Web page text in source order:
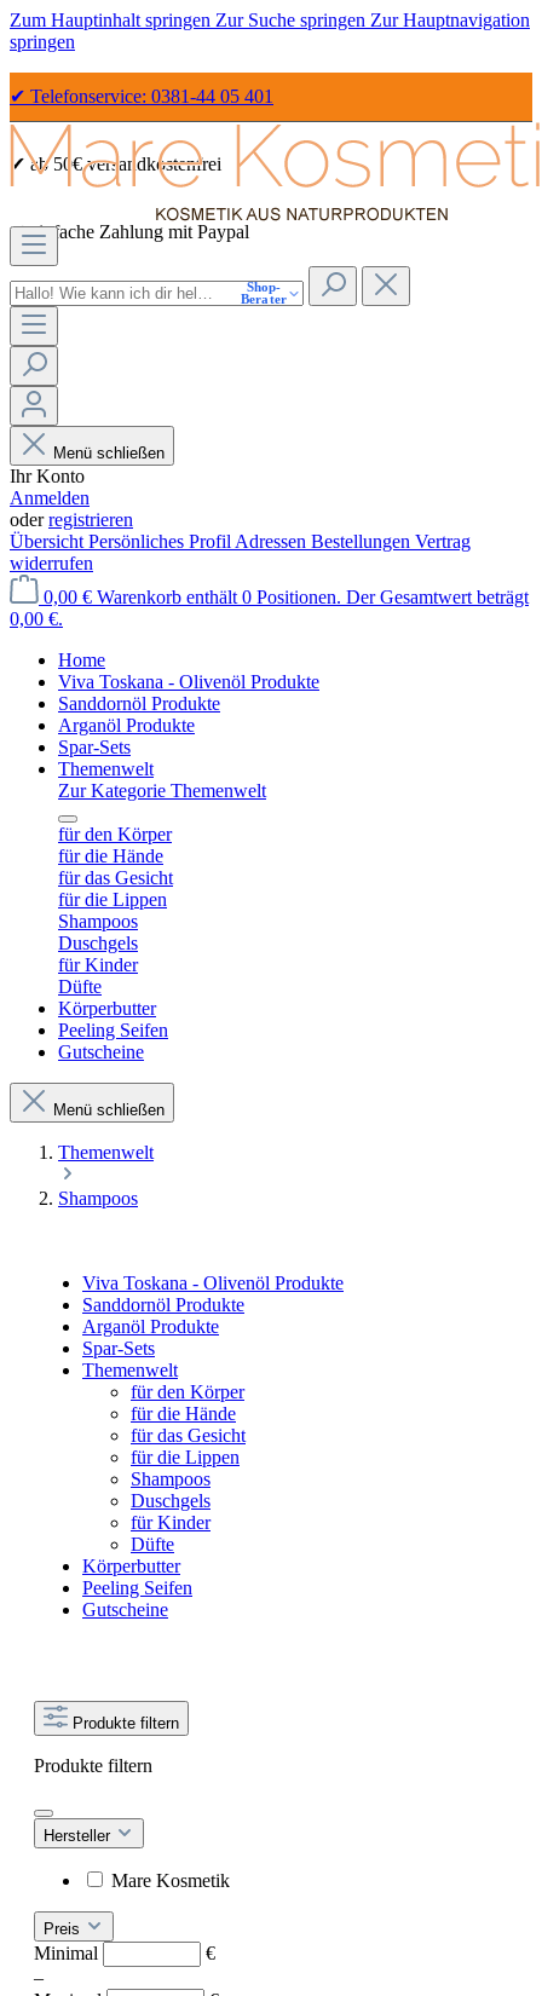
Zum Hauptinhalt springen Zur Suche springen Zur Hauptnavigation
springen
✔ Telefonservice: 0381-44 05 401
✔ ab 50€ versandkostenfrei
✔ einfache Zahlung mit Paypal
✔ Sicher Einkaufen dank SSL
Shop-
Berater
Menü schließen
Ihr Konto
Anmelden
oderregistrieren
Übersicht Persönliches Profil Adressen Bestellungen Vertrag
widerrufen
0,00 € Warenkorb enthält 0 Positionen. Der Gesamtwert beträgt
0,00 €.
Home
Viva Toskana - Olivenöl Produkte
Sanddornöl Produkte
Arganöl Produkte
Spar-Sets
Themenwelt
Zur Kategorie Themenwelt
für den Körper
für die Hände
für das Gesicht
für die Lippen
Shampoos
Duschgels
für Kinder
Düfte
Körperbutter
Peeling Seifen
Gutscheine
Menü schließen
Themenwelt
Shampoos
Viva Toskana - Olivenöl Produkte
Sanddornöl Produkte
Arganöl Produkte
Spar-Sets
Themenwelt
für den Körper
für die Hände
für das Gesicht
für die Lippen
Shampoos
Duschgels
für Kinder
Düfte
Körperbutter
Peeling Seifen
Gutscheine
Produkte filtern
Produkte filtern
Hersteller
Mare Kosmetik
Preis
Minimal
€
–